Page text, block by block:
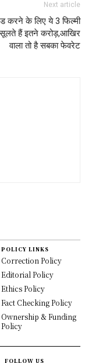
Next article
करने के लिए ये 3 फिल्मी
हैं इतने करोड़,आखिर
वाला तो है सबका फेवरेट
POLICY LINKS
Correction Policy
Editorial Policy
Ethics Policy
Fact Checking Policy
Ownership & Funding
Policy
FOLLOW US